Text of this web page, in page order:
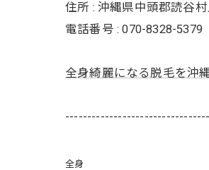
住所 : 沖縄県中頭郡読谷
電話番号 : 070-8328-5379
全身綺麗になる脱毛を沖
全身